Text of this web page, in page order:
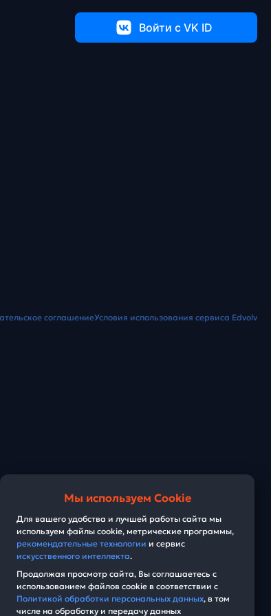
Войти c VK ID
соглашениеУсловия использования сервиса Edvolv
Мы используем Cookie
Для вашего удобства и лучшей работы сайта мы
используем файлы cookie, метрические программы,
рекомендательные технологии и сервис
искусственного интеллекта.
Продолжая просмотр сайта, Вы соглашаетесь с
использованием файлов cookie в соответствии с
Политикой обработки персональных данных, в том
числе на обработку и передачу данных